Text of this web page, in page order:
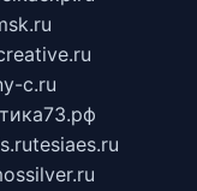
c.ru
tesiaes.ru